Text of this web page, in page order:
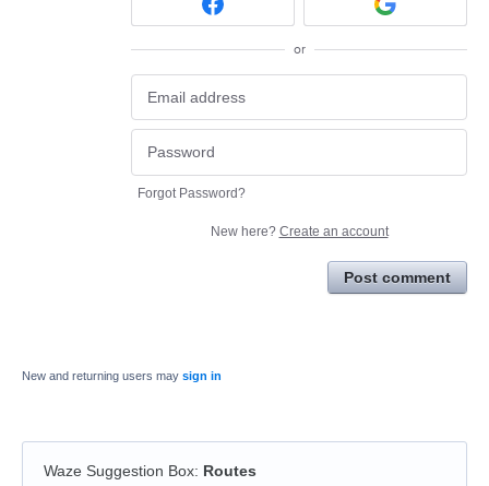
or
Forgot Password?
New here? Create an account
Post comment
New and returning users may sign in
Waze Suggestion Box: Routes